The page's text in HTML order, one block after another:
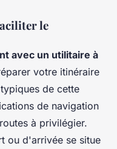
le
avec un utilitaire à
votre itinéraire
de cette
de navigation
à privilégier.
ou d'arrivée se situe